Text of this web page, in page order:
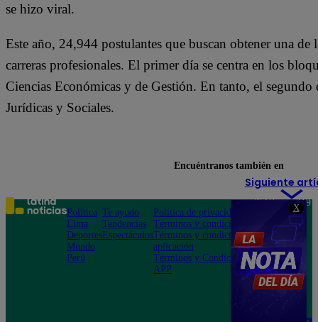
X
se hizo viral.
Este año, 24,944 postulantes que buscan obtener una de
carreras profesionales. El primer día se centra en los
Ciencias Económicas y de Gestión. En tanto, el
Jurídicas y Sociales.
Siguiente
Encuéntranos también en
Política
Lima
Deportes
Mundo
Perú
Te ayudo
Tendencias
Espectáculos
Política de privacidad
Términos y condiciones
Términos y condiciones
aplicación
Términos y Condiciones
APP
Teléfono: 219
Av. San
Felipe 968
Jesús María